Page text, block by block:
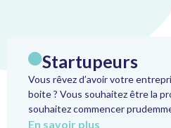
Startupeurs
Vous rêvez d’avoir votre
boite ? Vous souhaitez être la
souhaitez commencer
En savoir plus